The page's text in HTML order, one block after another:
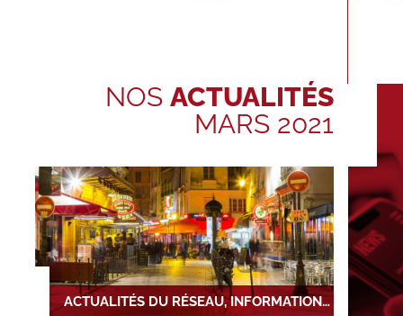
NOS ACTUALITÉS
MARS 2021
ACTUALITÉS DU RÉSEAU, INFORMATIONS RÈGLEMENTAIRES ET JURIDIQUES